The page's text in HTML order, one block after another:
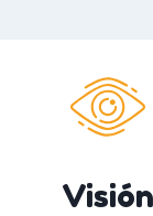
Visión